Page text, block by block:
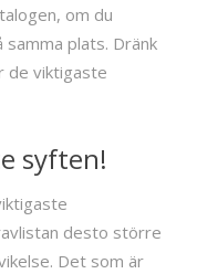
om du
samma plats. Dränk
de viktigaste
syften!
desto större
Det som är